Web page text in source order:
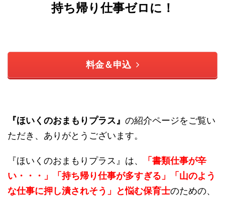
持ち帰り仕事ゼロに！
料金＆申込
『ほいくのおまもりプラス』 の紹介ページをご覧い
ただき、ありがとうございます。
『ほいくのおまもりプラス』は、
「書類仕事が辛
い・・・」「持ち帰り仕事が多すぎる」「山のよう
な仕事に押し潰されそう」と悩む保育士のための、